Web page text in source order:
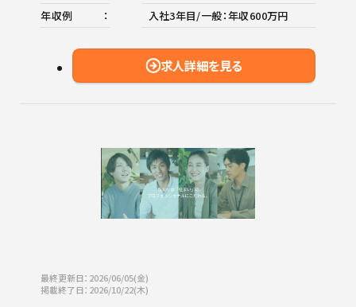
年収例
入社3年目/一般：年収600万円
求人詳細を見る
最終更新日：2026/06/05(金)
掲載終了日：2026/10/22(木)